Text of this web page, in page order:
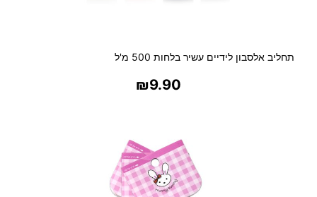
תחליב אלסבון לידיים עשיר בלחות 500 מ'ל
₪9.90